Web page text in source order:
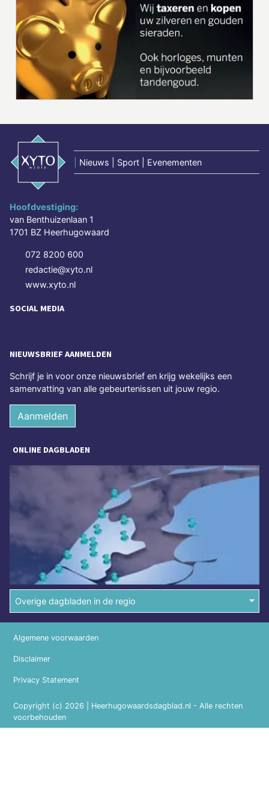
Nieuws | Sport | Evenementen
Hoofdvestiging:
van Benthuizenlaan 1
1701 BZ Heerhugowaard
072 8200 600
redactie@xyto.nl
www.xyto.nl
SOCIAL MEDIA
NIEUWSBRIEF AANMELDEN
Schrijf je in voor onze nieuwsbrief en krijg wekelijks een
samenvatting van alle gebeurtenissen uit jouw regio.
Aanmelden
ONLINE DAGBLADEN
Overige dagbladen in de regio
Copyright (c) 2026 | Heerhugowaardsdagblad.nl - Alle rechten
voorbehouden
Algemene voorwaarden
Disclaimer
Privacy Statement